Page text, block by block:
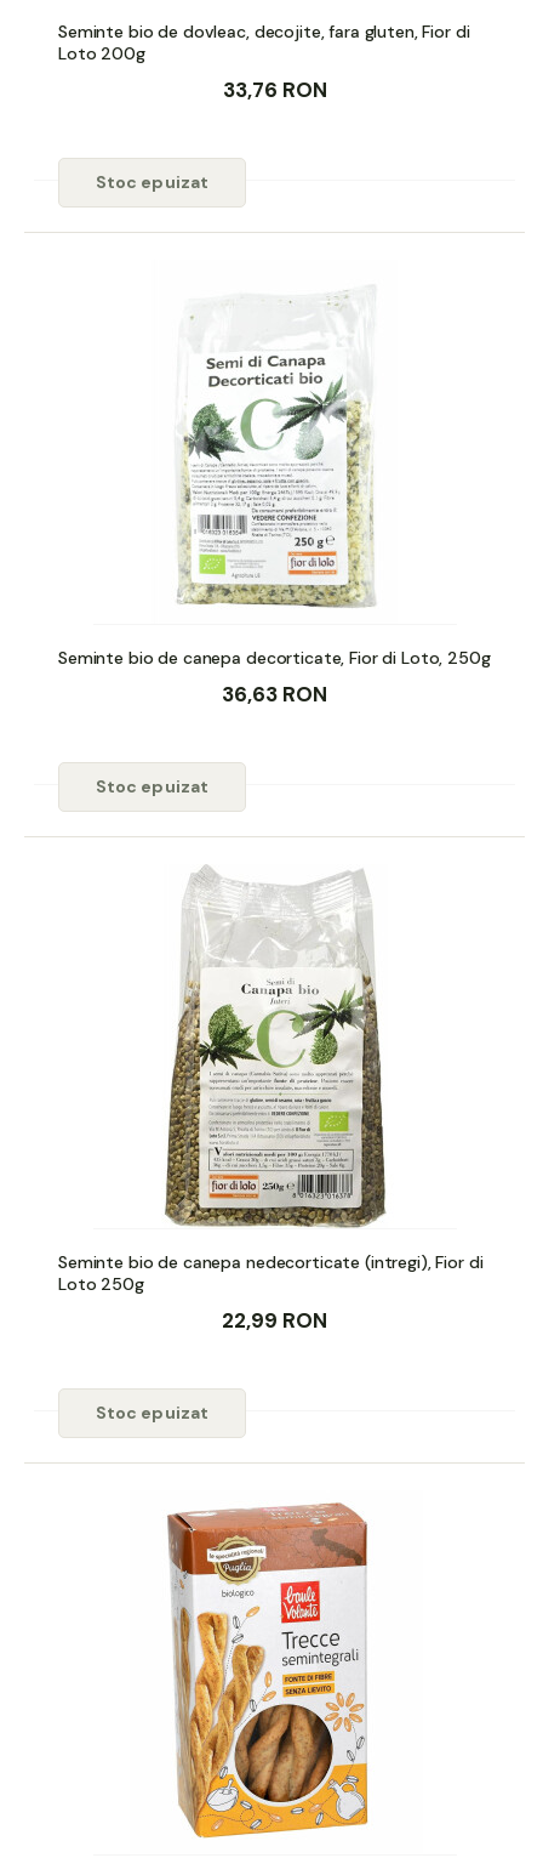
Seminte bio de dovleac, decojite, fara gluten, Fior di
Loto 200g
33,76 RON
Stoc epuizat
Seminte bio de canepa decorticate, Fior di Loto, 250g
36,63 RON
Stoc epuizat
Seminte bio de canepa nedecorticate (intregi), Fior di
Loto 250g
22,99 RON
Stoc epuizat